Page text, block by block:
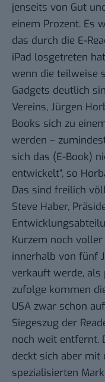
jenseits von Gut
einem Prozent. Es
das durch die E-
iPad losgetreten
wenn die teilweise
Gadgets deutlich
Vereins, Jürgen
Books sich zu
werden –
sich das (E-Book)
entwickelt“, so
Das sind freilich
Steve Haber,
Kurzem noch
innerhalb von fünf
verkauft werde, als
zufolge kommen
USA zwar schon
Siegeszug der
noch weit entfernt.
deckt sich aber mit
spezialisierten